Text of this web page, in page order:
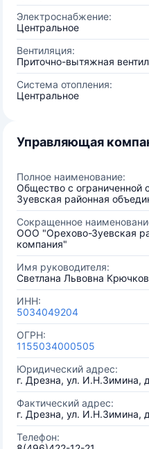
Электроснабжение:
Центральное
Вентиляция:
Приточно-вытяжная
Система отопления:
Центральное
Управляющая
Полное наименование:
Общество с ограниченной
Зуевская районная
Сокращенное
ООО "Орехово-Зуевская
компания"
Имя руководителя:
Светлана Львовна
ИНН:
5034049204
ОГРН:
1155034000505
Юридический адрес:
г. Дрезна, ул. И.Н.Зимина,
Фактический адрес:
г. Дрезна, ул. И.Н.Зимина,
Телефон: